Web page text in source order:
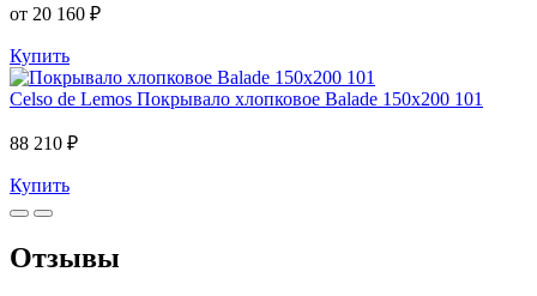
от 20 160 ₽
Купить
Celso de Lemos Покрывало хлопковое Balade 150x200 101
88 210 ₽
Купить
Отзывы